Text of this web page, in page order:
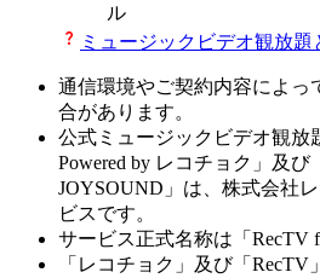
ル
ミュージックビデオ観放題
通信環境やご契約内容によっ
合があります。
公式ミュージックビデオ観放
Powered by レコチョク」及び
JOYSOUND」は、株式会社
ビスです。
サービス正式名称は「RecTV
「レコチョク」及び「